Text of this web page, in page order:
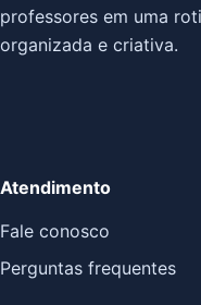
professores em uma
organizada e criativa.
Atendimento
Fale conosco
Perguntas frequentes